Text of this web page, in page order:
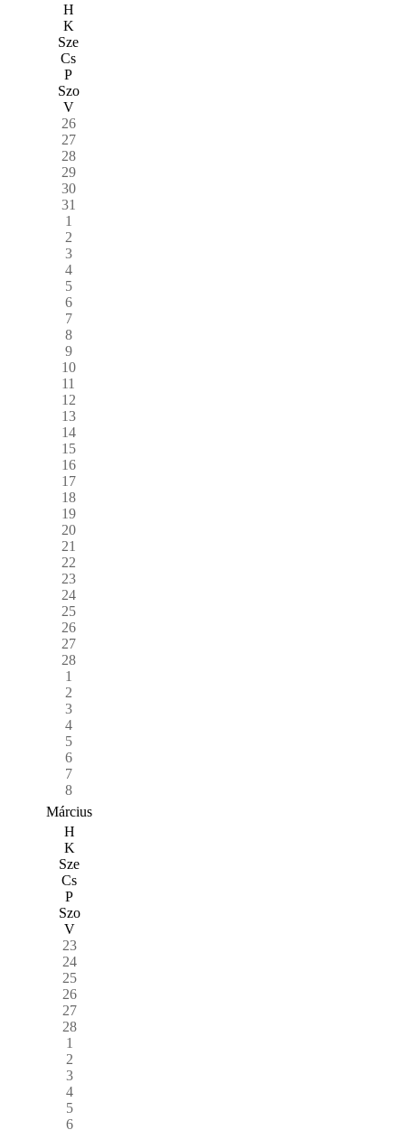
H
K
Sze
Cs
P
Szo
V
26
27
28
29
30
31
1
2
3
4
5
6
7
8
9
10
11
12
13
14
15
16
17
18
19
20
21
22
23
24
25
26
27
28
1
2
3
4
5
6
7
8
Március
H
K
Sze
Cs
P
Szo
V
23
24
25
26
27
28
1
2
3
4
5
6